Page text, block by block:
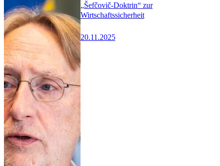
„Šefčovič-Doktrin“ zur
Wirtschaftssicherheit
20.11.2025